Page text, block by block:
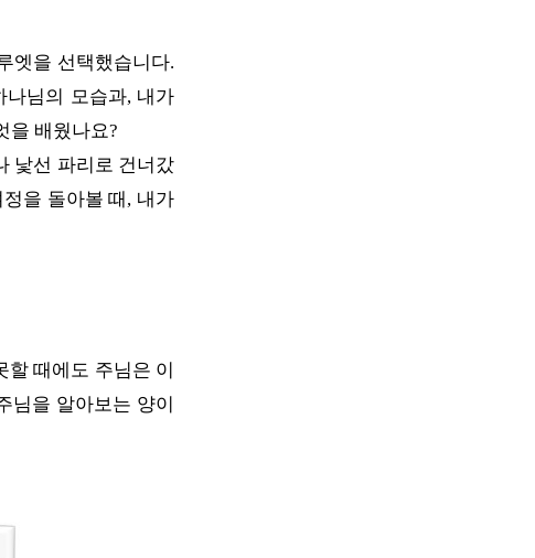
엣을 선택했습니다.
나님의 모습과, 내가
을 배웠나요?
낯선 파리로 건너갔
을 돌아볼 때, 내가
할 때에도 주님은 이
님을 알아보는 양이